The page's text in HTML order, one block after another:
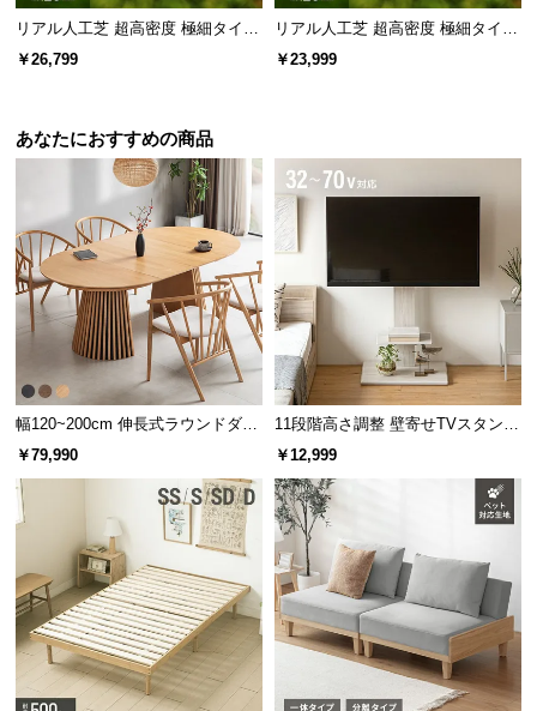
リアル人工芝 超高密度 極細タイプ
芝丈20mm 2×10m 防草シート付
￥26,799
リアル人工芝 超高密度 極細タイプ
芝丈20mm 2×10m
￥23,999
あなたにおすすめの商品
幅120~200cm 伸長式ラウンドダイ
ニングテーブル 6人掛け 天然木突
￥79,990
11段階高さ調整 壁寄せTVスタンド
キャスター付き 上下左右角度調節
￥12,999